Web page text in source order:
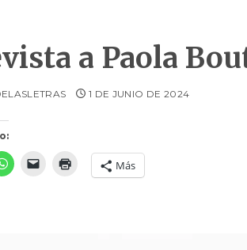
a Paola
Más
1 DE JUNIO DE 2024